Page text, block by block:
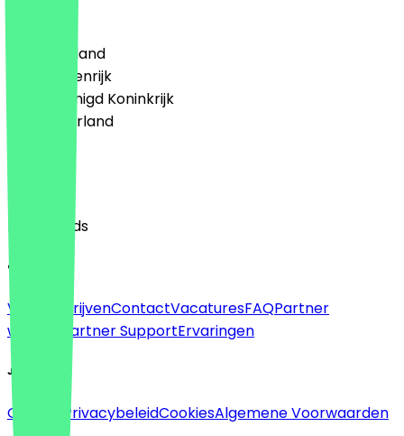
🇩🇪 Duitsland
🇦🇹 Oostenrijk
🇬🇧 Verenigd Koninkrijk
🇳🇱 Nederland
English
Nederlands
Over
Voor bedrijvenContactVacaturesFAQPartner
worden
Partner SupportErvaringen
Juridisch
Colofon PrivacybeleidCookiesAlgemene Voorwaarden